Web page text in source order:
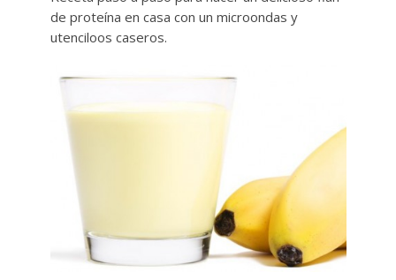
de proteína en casa con un microondas y
utenciloos caseros.